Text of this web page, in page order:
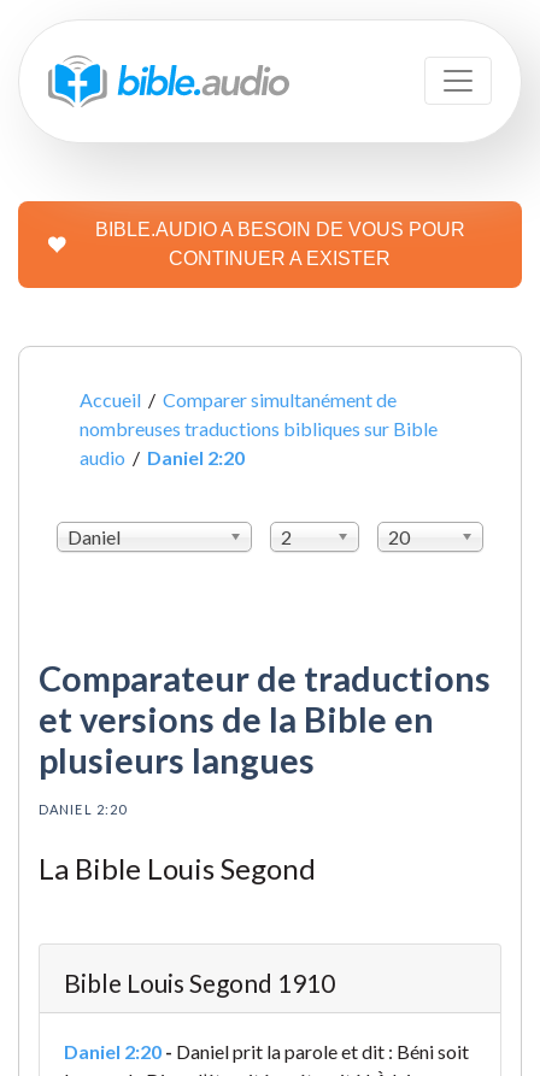
BIBLE.AUDIO A BESOIN DE VOUS POUR
CONTINUER A EXISTER
Accueil /Comparer simultanément de
nombreuses traductions bibliques sur Bible
audio / Daniel 2:20
Daniel 2 20
Comparateur de traductions
et versions de la Bible en
plusieurs langues
DANIEL 2:20
La Bible Louis Segond
Bible Louis Segond 1910
Daniel 2:20 - Daniel prit la parole et dit : Béni soit